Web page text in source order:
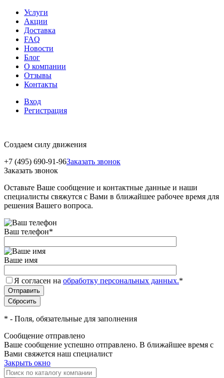
Услуги
Акции
Доставка
FAQ
Новости
Блог
О компании
Отзывы
Контакты
Вход
Регистрация
Создаем силу движения
+7 (495) 690-91-96Заказать звонок
Заказать звонок
Оставьте Ваше сообщение и контактные данные и наши
специалисты свяжутся с Вами в ближайшее рабочее время для
решения Вашего вопроса.
Ваш телефон*
Ваше имя
Я согласен на обработку персональных данных.*
* - Поля, обязательные для заполнения
Сообщение отправлено
Ваше сообщение успешно отправлено. В ближайшее время с
Вами свяжется наш специалист
Закрыть окно